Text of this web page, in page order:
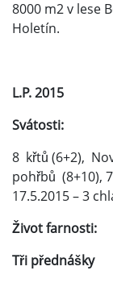
8000 m2 v lese
Holetín.
L.P. 2015
Svátosti:
8 křtů (6+2),
pohřbů (8+10),
17.5.2015 – 3
Život farnosti:
Tři přednášky